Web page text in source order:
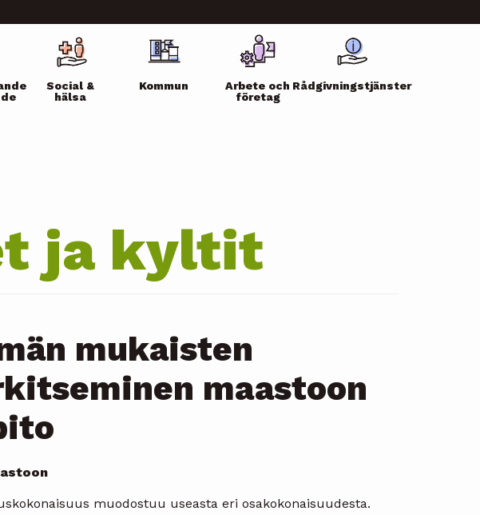
Social &
hälsa
Kommun
Arbete och
företag
Rådgivningstjänster
ja kyltit
mukaisten
maastoon
muodostuu useasta eri osakokonaisuudesta.